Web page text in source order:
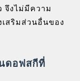
จึงไม่มีความ
เสริมส่วนอื่นของ
ดอฟสกีที่